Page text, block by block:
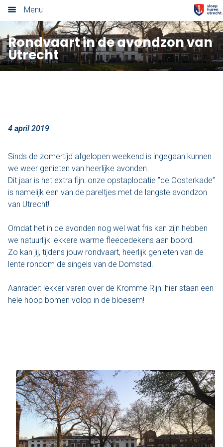
Menu
Home
Nieuwsoverzicht
Opstaplocaties
Zelf varen in elektrosloep
Cateringmenu
Arrangementen
Varen & Tapas
Varen & Lunch
Varen & BBQ
Werken bij Sloep Huren Utrecht
Nu aanvragen
Rondvaart in de avondzon van
Utrecht
4 april 2019
Sinds de zomertijd afgelopen weekend is ingegaan kunnen
we weer genieten van heerlijke avonden.
Dit jaar is het extra fijn: onze opstaplocatie ”de Oosterkade”
is namelijk een van de pareltjes met de langste avondzon
van Utrecht!
Omdat het in de avonden nog wel wat fris kan zijn hebben
we natuurlijk lekkere warme fleecedekens aan boord.
Zo kan jij, tijdens jouw rondvaart, heerlijk genieten van de
lente rondom de singels van de Domstad.
Aanrader: lekker varen over de Kromme Rijn: hier staan een
hele hoop bomen volop in de bloesem!